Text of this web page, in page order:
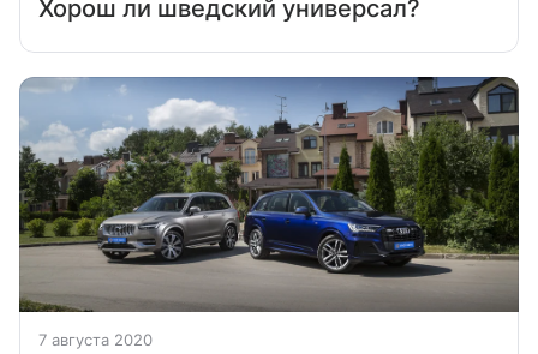
Хорош ли шведский универсал?
7 августа 2020